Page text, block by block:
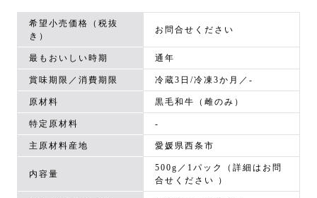
希望小売価格（税抜
き）
お問合せください
最もおいしい時期 通年
賞味期限／消費期限 冷蔵3日/冷凍3か月／-
原材料 黒毛和牛（雌のみ）
特定原材料 -
主原材料産地 愛媛県西条市
内容量
500g／1パック（詳細はお問
合せください ）